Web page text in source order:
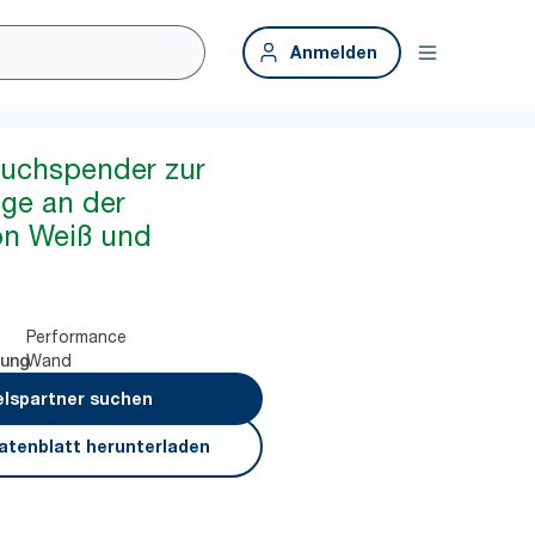
Anmelden
zur
an der
Weiß und
Performance
Wand
suchen
herunterladen